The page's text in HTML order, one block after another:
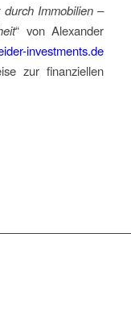
durch Immobilien –
“ von Alexander
investments.de
zur finanziellen